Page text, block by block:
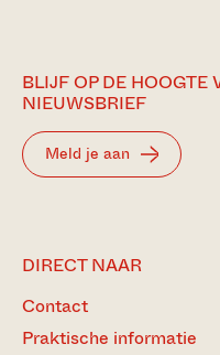
BLIJF OP DE HOOGTE
NIEUWSBRIEF
Meld je aan
DIRECT NAAR
Contact
Praktische informatie